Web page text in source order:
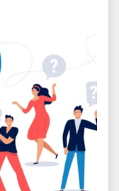
صراعاتٍ دينيّة وحروبًا